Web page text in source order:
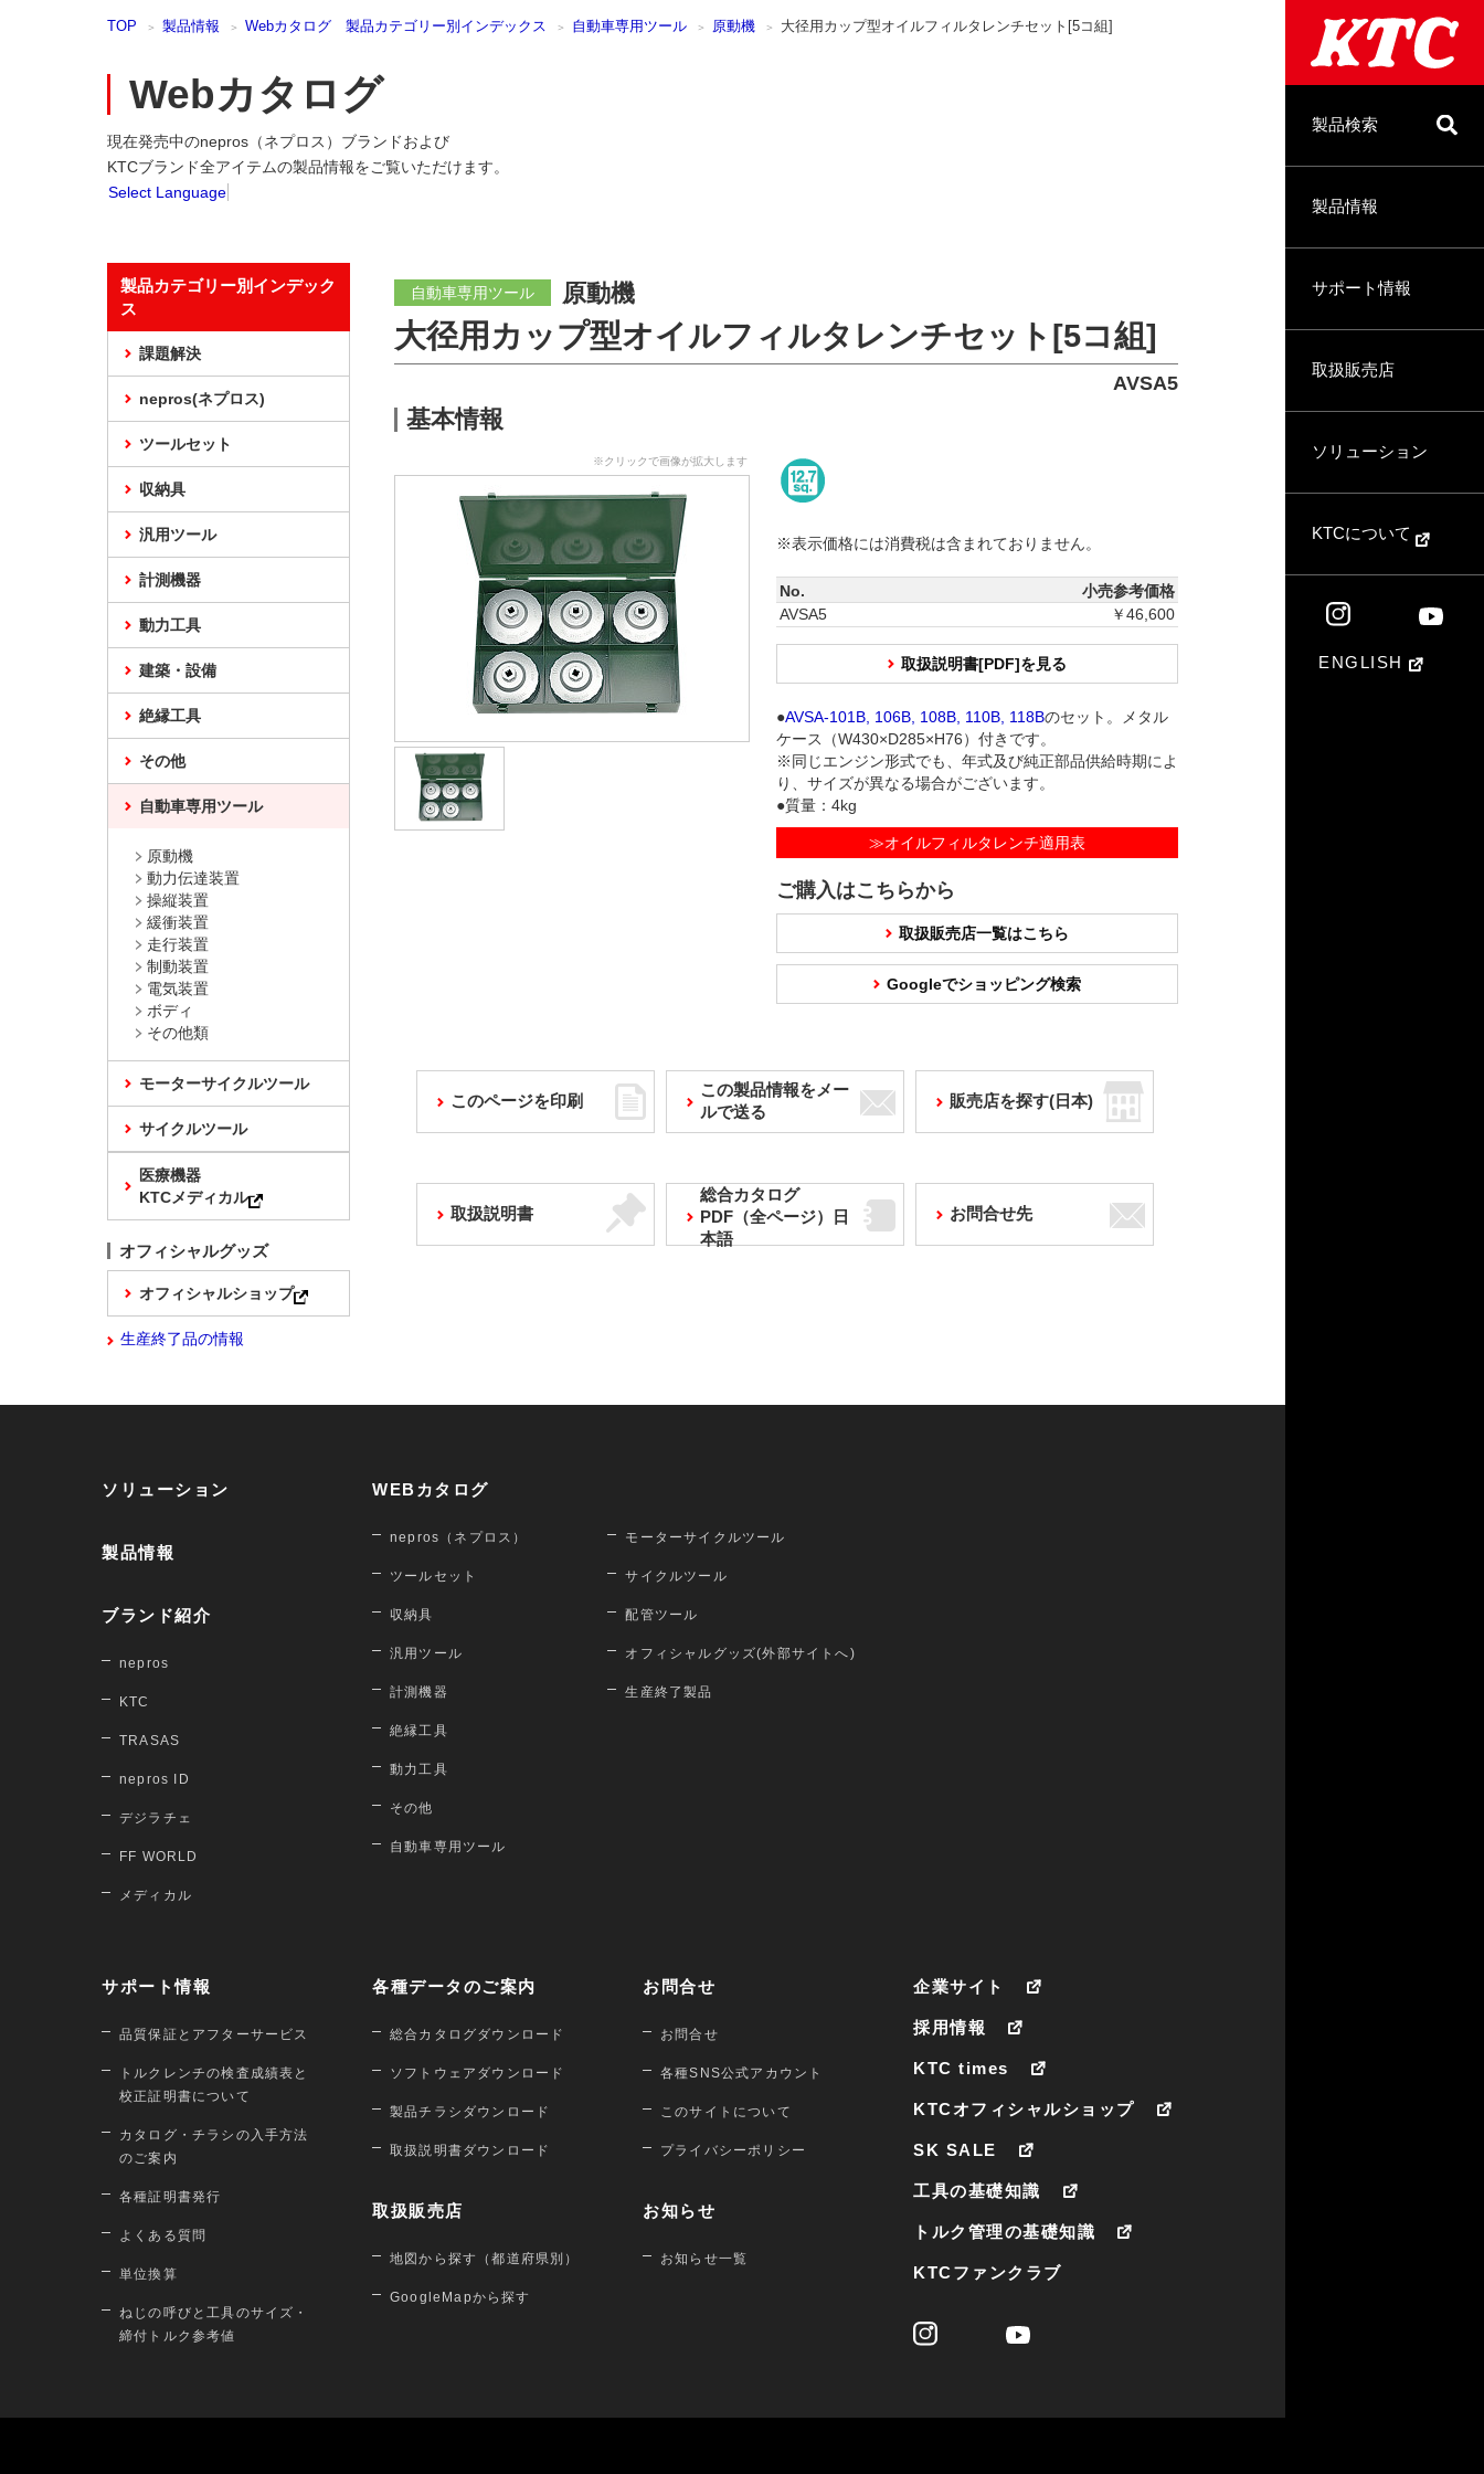
製品検索
製品情報
サポート情報
取扱販売店
ソリューション
KTCについて
ENGLISH
TOP 製品情報 Webカタログ 製品カテゴリー別インデックス 自動車専用ツール 原動機 大径用カップ型オイルフィルタレンチセット[5コ組]
Webカタログ
現在発売中のnepros（ネプロス）ブランドおよび
KTCブランド全アイテムの製品情報をご覧いただけます。
Select Language
自動車専用ツール 原動機
大径用カップ型オイルフィルタレンチセット[5コ組]
AVSA5
基本情報
※クリックで画像が拡大します
※表示価格には消費税は含まれておりません。
No.
小売参考価格
AVSA5
￥46,600
取扱説明書[PDF]を見る
●AVSA-101B, 106B, 108B, 110B, 118Bのセット。メタル
ケース（W430×D285×H76）付きです。
※同じエンジン形式でも、年式及び純正部品供給時期によ
り、サイズが異なる場合がございます。
●質量：4kg
≫オイルフィルタレンチ適用表
ご購入はこちらから
取扱販売店一覧はこちら
Googleでショッピング検索
このページを印刷
この製品情報をメー
ルで送る
販売店を探す(日本)
取扱説明書
総合カタログ
PDF（全ページ）日
本語
お問合せ先
製品カテゴリー別インデック
ス
課題解決
nepros(ネプロス)
ツールセット
収納具
汎用ツール
計測機器
動力工具
建築・設備
絶縁工具
その他
自動車専用ツール
原動機
動力伝達装置
操縦装置
緩衝装置
走行装置
制動装置
電気装置
ボディ
その他類
モーターサイクルツール
サイクルツール
医療機器
KTCメディカル
オフィシャルグッズ
オフィシャルショップ
生産終了品の情報
ソリューション
製品情報
ブランド紹介
nepros
KTC
TRASAS
nepros ID
デジラチェ
FF WORLD
メディカル
WEBカタログ
nepros（ネプロス）
ツールセット
収納具
汎用ツール
計測機器
絶縁工具
動力工具
その他
自動車専用ツール
モーターサイクルツール
サイクルツール
配管ツール
オフィシャルグッズ(外部サイトへ)
生産終了製品
サポート情報
品質保証とアフターサービス
トルクレンチの検査成績表と
校正証明書について
カタログ・チラシの入手方法
のご案内
各種証明書発行
よくある質問
単位換算
ねじの呼びと工具のサイズ・
締付トルク参考値
各種データのご案内
総合カタログダウンロード
ソフトウェアダウンロード
製品チラシダウンロード
取扱説明書ダウンロード
取扱販売店
地図から探す（都道府県別）
GoogleMapから探す
お問合せ
お問合せ
各種SNS公式アカウント
このサイトについて
プライバシーポリシー
お知らせ
お知らせ一覧
企業サイト
採用情報
KTC times
KTCオフィシャルショップ
SK SALE
工具の基礎知識
トルク管理の基礎知識
KTCファンクラブ